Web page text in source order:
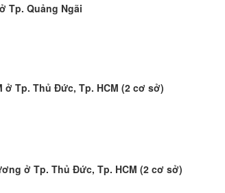
Tp. Quảng Ngãi
ở Tp. Thủ Đức, Tp. HCM (2 cơ sở)
ở Tp. Thủ Đức, Tp. HCM (2 cơ sở)